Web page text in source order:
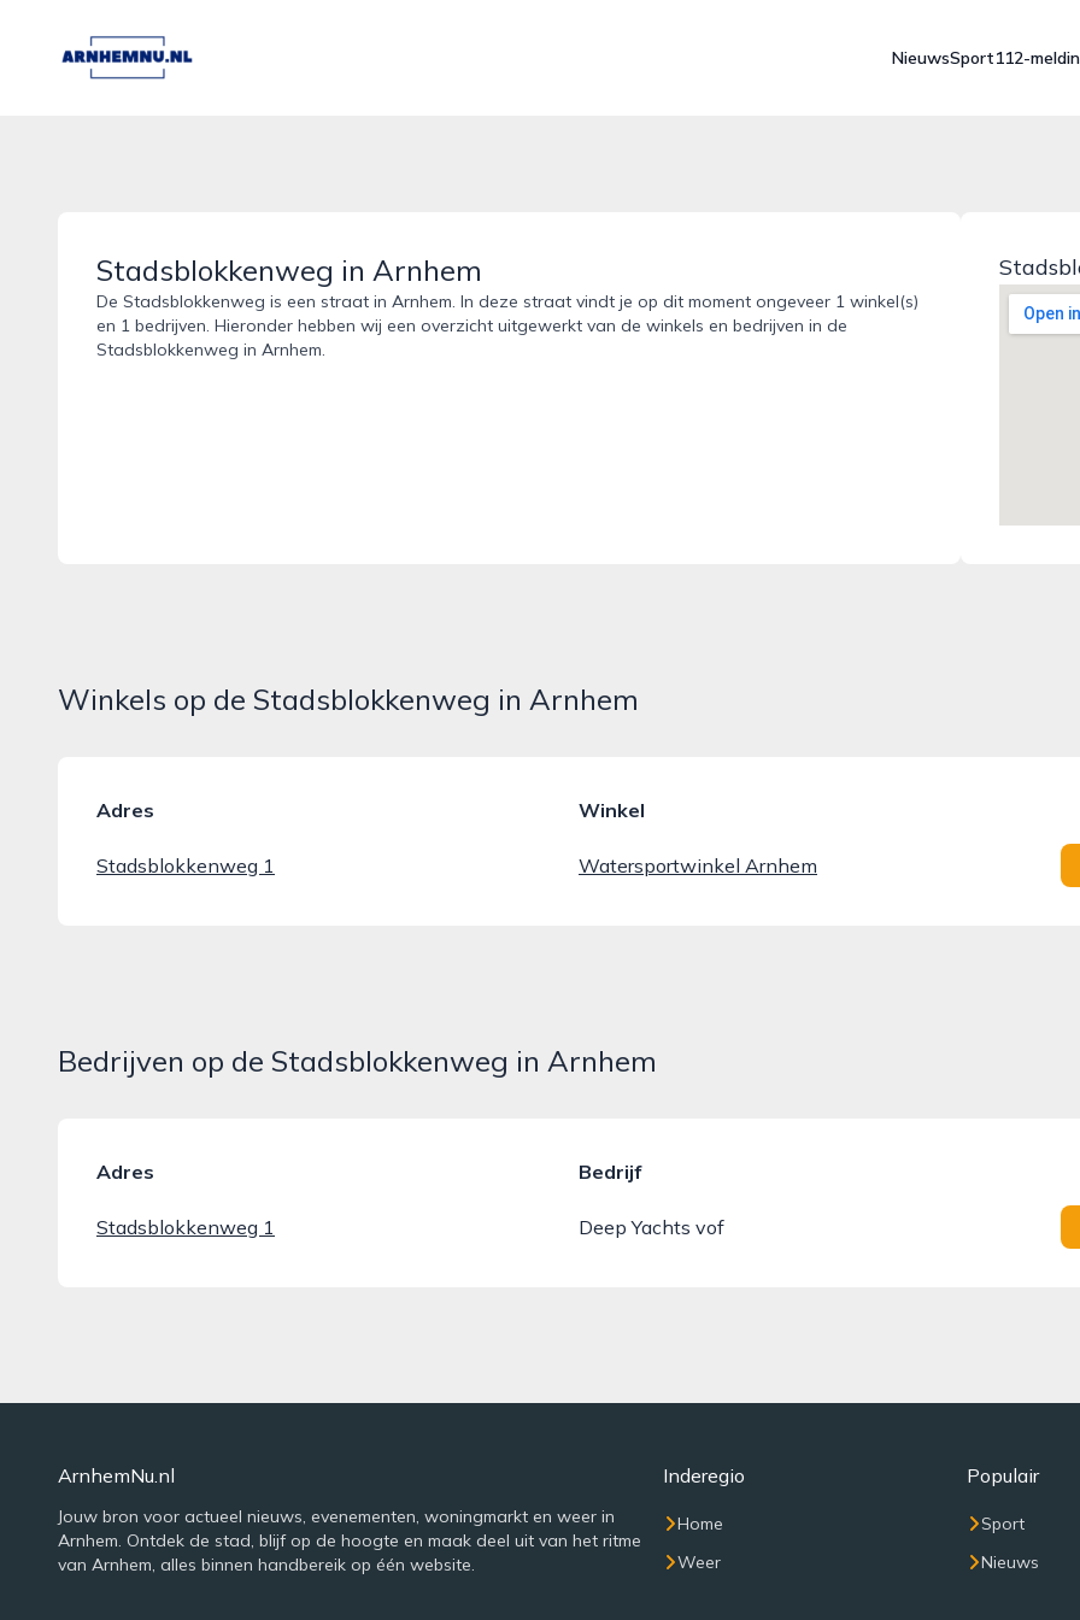
arnhemnu.nl
NieuwsSport112-
Stadsblokkenweg in Arnhem
De Stadsblokkenweg is een straat in Arnhem. In deze straat vindt je op dit moment ongeveer 1 winkel(s)
en 1 bedrijven. Hieronder hebben wij een overzicht uitgewerkt van de winkels en bedrijven in de
Stadsblokkenweg in Arnhem.
Winkels op de Stadsblokkenweg in Arnhem
Adres Winkel
Stadsblokkenweg 1 Watersportwinkel Arnhem
Bedrijven op de Stadsblokkenweg in Arnhem
Adres Bedrijf
Stadsblokkenweg 1 Deep Yachts vof
ArnhemNu.nl
Jouw bron voor actueel nieuws, evenementen, woningmarkt en weer in
Arnhem. Ontdek de stad, blijf op de hoogte en maak deel uit van het ritme
van Arnhem, alles binnen handbereik op één website.
Inderegio
Home
Weer
Populair
Sport
Nieuws